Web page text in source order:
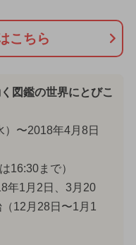
こちら
図鑑の世界にとびこ
〜2018年4月8日
16:30まで）
年1月2日、3月20
12月28日〜1月1